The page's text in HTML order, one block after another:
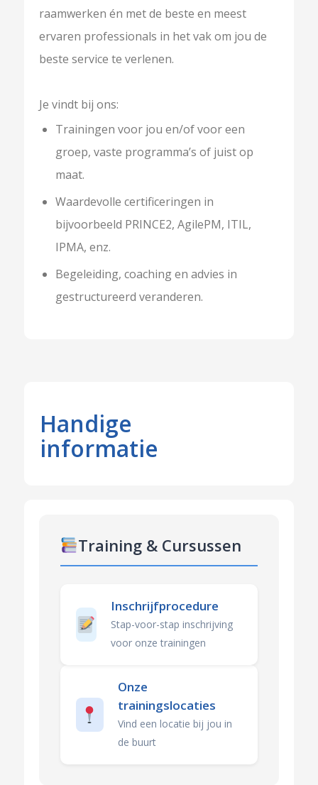
raamwerken én met de beste en meest
ervaren professionals in het vak om jou de
beste service te verlenen.
Je vindt bij ons:
Trainingen voor jou en/of voor een
groep, vaste programma’s of juist op
maat.
Waardevolle certificeringen in
bijvoorbeeld PRINCE2, AgilePM, ITIL,
IPMA, enz.
Begeleiding, coaching en advies in
gestructureerd veranderen.
Handige
informatie
Training & Cursussen
Inschrijfprocedure
Stap-voor-stap inschrijving
voor onze trainingen
Onze
trainingslocaties
Vind een locatie bij jou in
de buurt